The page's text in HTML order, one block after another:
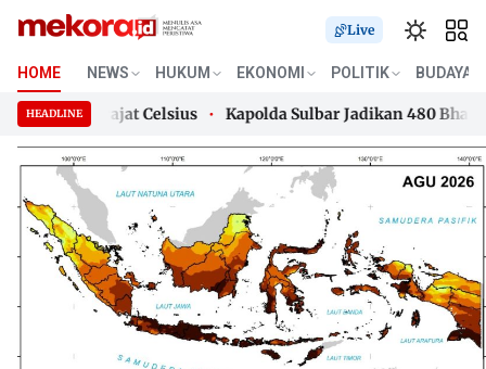
content
Live
HOME NEWS HUKUM EKONOMI POLITIK BUDAYA
HEADLINE
33 Derajat Celsius Kapolda Sulbar Jadikan 480
33 Derajat Celsius Kapolda Sulbar Jadikan 480